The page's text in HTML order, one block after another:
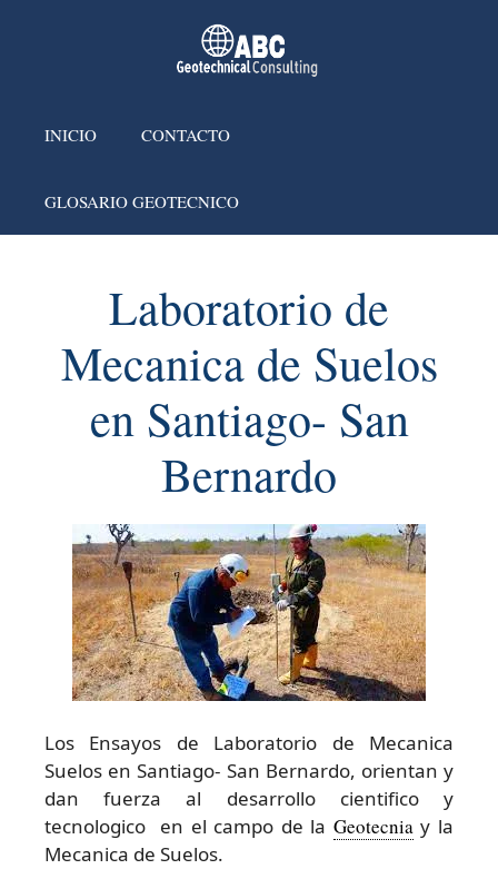
INICIO CONTACTO
GLOSARIO GEOTECNICO
Laboratorio de
Mecanica de Suelos
en Santiago- San
Bernardo
Los Ensayos de Laboratorio de Mecanica
Suelos en Santiago- San Bernardo, orientan y
dan fuerza al desarrollo cientifico y
tecnologico en el campo de la Geotecniay la
Mecanica de Suelos.